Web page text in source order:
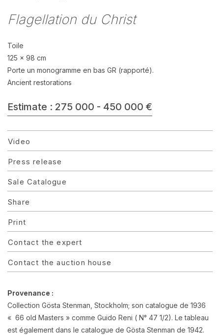
Flagellation du Christ
Toile
125 x 98 cm
Porte un monogramme en bas GR (rapporté).
Ancient restorations
Estimate : 275 000 - 450 000 €
Video
Press release
Sale Catalogue
Share
Print
Contact the expert
Contact the auction house
Provenance :
Collection Gösta Stenman, Stockholm; son catalogue de 1936
« 66 old Masters » comme Guido Reni ( N° 47 1/2). Le tableau
est également dans le catalogue de Gösta Stenman de 1942.